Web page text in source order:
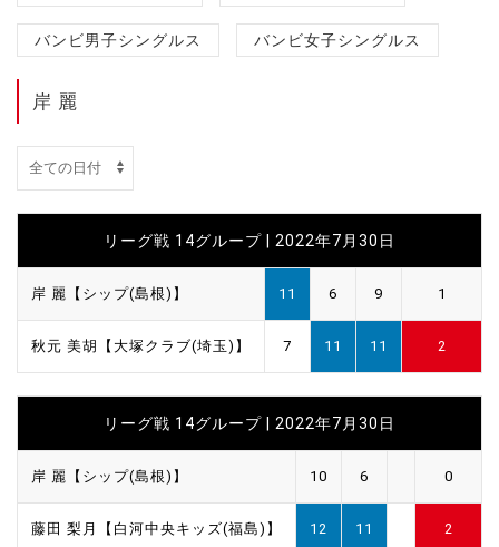
バンビ男子シングルス バンビ女子シングルス
岸 麗
リーグ戦 14グループ | 2022年7月30日
岸 麗【シップ(島根)】 11 6 9 1
秋元 美胡【大塚クラブ(埼玉)】 7 11 11 2
リーグ戦 14グループ | 2022年7月30日
岸 麗【シップ(島根)】 10 6 0
藤田 梨月【白河中央キッズ(福島)】 12 11 2